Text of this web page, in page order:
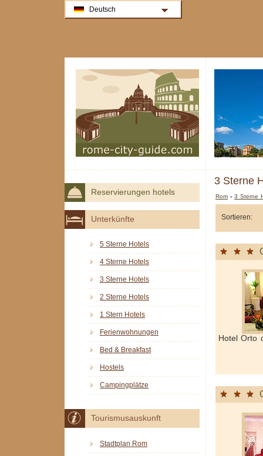
3 Sterne
Rom ›3 Sterne
Sortieren:
Hotel Orto
Reservierungen hotels
Unterkünfte
5 Sterne Hotels
4 Sterne Hotels
3 Sterne Hotels
2 Sterne Hotels
1 Stern Hotels
Ferienwohnungen
Bed & Breakfast
Hostels
Campingplätze
Tourismusauskunft
Stadtplan Rom
Deutsch